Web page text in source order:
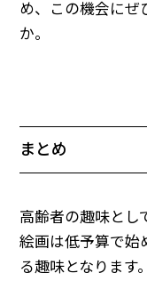
め、この機会にぜ
か。
まとめ
高齢者の趣味とし
絵画は低予算で始
る趣味となります。